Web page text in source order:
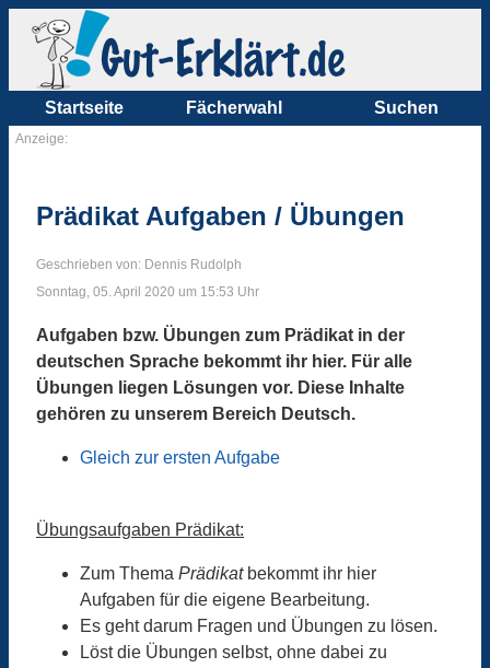
Startseite Fächerwahl Suchen
Anzeige:
Prädikat Aufgaben / Übungen
Geschrieben von: Dennis Rudolph
Sonntag, 05. April 2020 um 15:53 Uhr
Aufgaben bzw. Übungen zum Prädikat in der
deutschen Sprache bekommt ihr hier. Für alle
Übungen liegen Lösungen vor. Diese Inhalte
gehören zu unserem Bereich Deutsch.
Gleich zur ersten Aufgabe
Übungsaufgaben Prädikat:
Zum Thema Prädikatbekommt ihr hier
Aufgaben für die eigene Bearbeitung.
Es geht darum Fragen und Übungen zu lösen.
Löst die Übungen selbst, ohne dabei zu